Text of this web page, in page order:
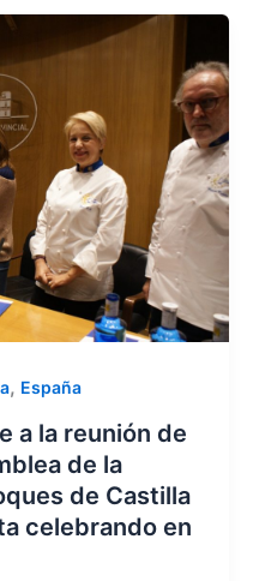
, España
a la reunión de
de la
de Castilla
celebrando en